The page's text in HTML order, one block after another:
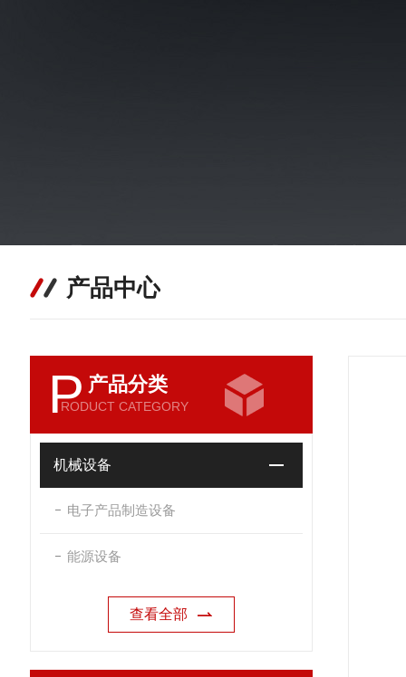
产品中心
P 产品分类
RODUCT CATEGORY
机械设备
电子产品制造设备
能源设备
查看全部